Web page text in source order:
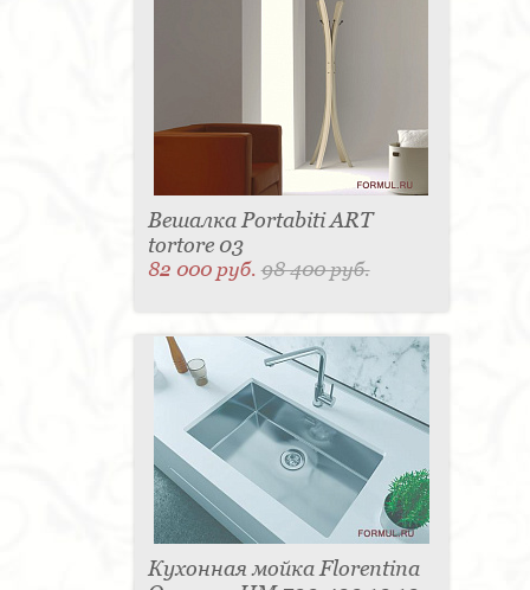
Вешалка Portabiti ART
tortore 03
82 000 руб.98 400 руб.
Кухонная мойка Florentina